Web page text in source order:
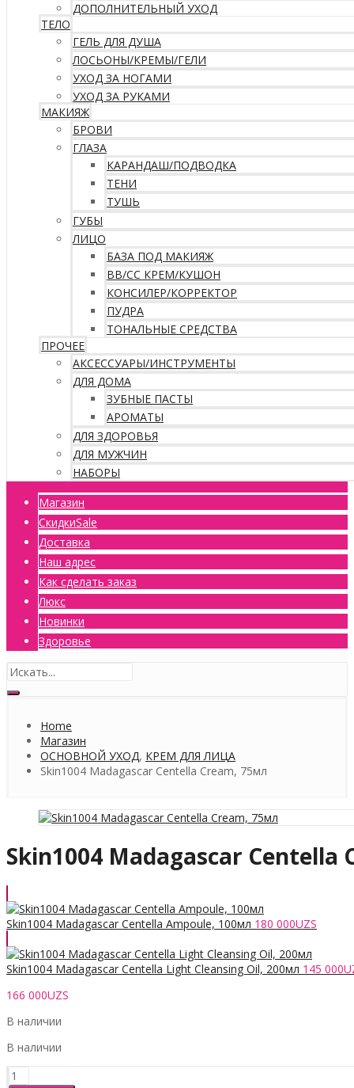
ДОПОЛНИТЕЛЬНЫЙ УХОД
ТЕЛО
ГЕЛЬ ДЛЯ ДУША
ЛОСЬОНЫ/КРЕМЫ/ГЕЛИ
УХОД ЗА НОГАМИ
УХОД ЗА РУКАМИ
МАКИЯЖ
БРОВИ
ГЛАЗА
КАРАНДАШ/ПОДВОДКА
ТЕНИ
ТУШЬ
ГУБЫ
ЛИЦО
БАЗА ПОД МАКИЯЖ
ВВ/CC КРЕМ/КУШОН
КОНСИЛЕР/КОРРЕКТОР
ПУДРА
ТОНАЛЬНЫЕ СРЕДСТВА
ПРОЧЕЕ
АКСЕССУАРЫ/ИНСТРУМЕНТЫ
ДЛЯ ДОМА
ЗУБНЫЕ ПАСТЫ
АРОМАТЫ
ДЛЯ ЗДОРОВЬЯ
ДЛЯ МУЖЧИН
НАБОРЫ
Магазин
СкидкиSale
Доставка
Наш адрес
Как сделать заказ
Люкс
Новинки
Здоровье
Home
Магазин
ОСНОВНОЙ УХОД, КРЕМ ДЛЯ ЛИЦА
Skin1004 Madagascar Centella Cream, 75мл
Skin1004 Madagascar Centella
Skin1004 Madagascar Centella Ampoule, 100мл 180 000UZS
Skin1004 Madagascar Centella Light Cleansing Oil, 200мл 145 000
166 000UZS
В наличии
В наличии
Количество